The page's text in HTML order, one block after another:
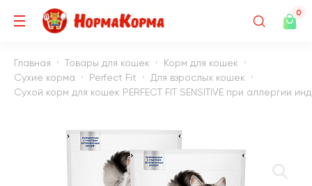
0
Главная Товары для кошек
Корм для кошек
Сухие корма
Perfect Fit
Для взрослых кошек
Сухой корм для кошек PERFECT FIT SENSITIVE при аллергии